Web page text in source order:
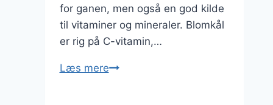
for ganen, men også en god kilde
til vitaminer og mineraler. Blomkål
er rig på C-vitamin,…
Læs mereBlomkålssuppe